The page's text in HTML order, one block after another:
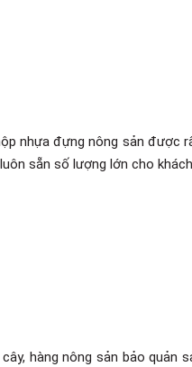
nhựa đựng nông sản được
sẵn số lượng lớn cho
hàng nông sản bảo quản